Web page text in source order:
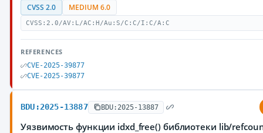
CVSS 2.0 MEDIUM 6.0
CVSS:2.0/AV:L/AC:H/Au:S/C:C/I:C/A:C
REFERENCES
CVE-2025-39877
CVE-2025-39877
BDU:2025-13887 BDU:2025-13887
Уязвимость функции idxd_free() библиотеки lib/